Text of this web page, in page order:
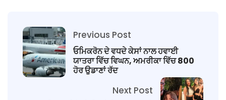
Previous Post
ਓਮਿਕਰੋਨ ਦੇ ਵਧਦੇ ਕੇਸਾਂ ਨਾਲ ਹਵਾਈ
ਯਾਤਰਾ ਵਿੱਚ ਵਿਘਨ, ਅਮਰੀਕਾ ਵਿੱਚ 800
ਹੋਰ ਉਡਾਣਾਂ ਰੱਦ
Next Post